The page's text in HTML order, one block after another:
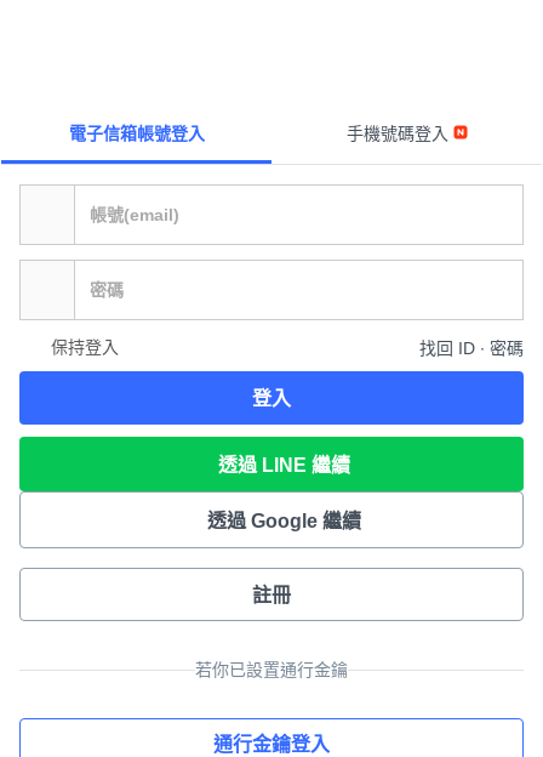
電子信箱帳號登入 手機號碼登入
保持登入 找回 ID ∙ 密碼
登入
透過 LINE 繼續
透過 Google 繼續
註冊
若你已設置通行金鑰
通行金鑰登入